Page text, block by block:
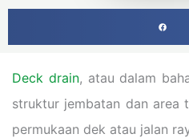
Deck drain, atau dalam
struktur jembatan dan area
permukaan dek atau jalan